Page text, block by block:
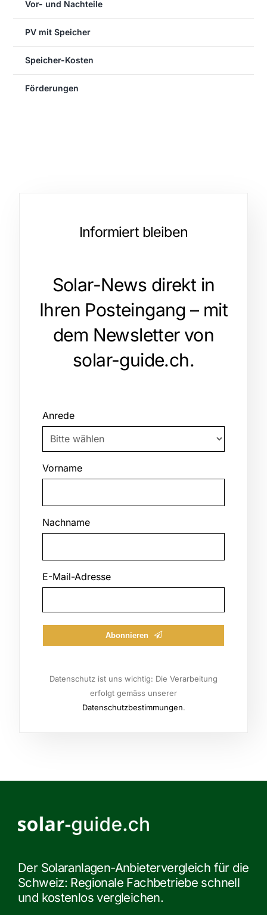
Vor- und Nachteile
PV mit Speicher
Speicher-Kosten
Förderungen
Informiert bleiben
Solar-News direkt in
Ihren Posteingang – mit
dem Newsletter von
solar-guide.ch.
Anrede
Vorname
Nachname
Your
Website
E-Mail-Adresse
Abonnieren
Datenschutz ist uns wichtig: Die Verarbeitung
erfolgt gemäss unserer
Datenschutzbestimmungen.
Der Solaranlagen-Anbietervergleich für die
Schweiz: Regionale Fachbetriebe schnell
und kostenlos vergleichen.